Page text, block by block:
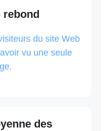
rebond
du site Web
vu une seule
des